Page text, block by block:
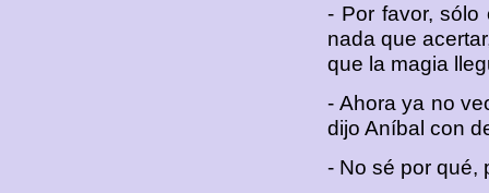
- Por favor, sólo
nada que
que la magia
- Ahora ya no
dijo Aníbal con
- No sé por qué,